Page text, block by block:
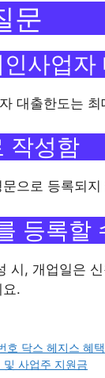
문
사업자
대출한도는
작성함
으로 등록되
등록할
시, 개업일은
.
호 닥스 헤지스 혜
사업주 지원금